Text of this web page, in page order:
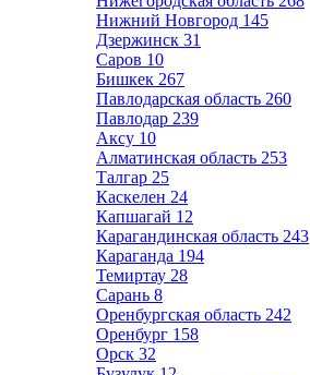
Нижний Новгород 145
Дзержинск 31
Саров 10
Бишкек 267
Павлодарская область 260
Павлодар 239
Аксу 10
Алматинская область 253
Талгар 25
Каскелен 24
Капшагай 12
Карагандинская область 243
Караганда 194
Темиртау 28
Сарань 8
Оренбургская область 242
Оренбург 158
Орск 32